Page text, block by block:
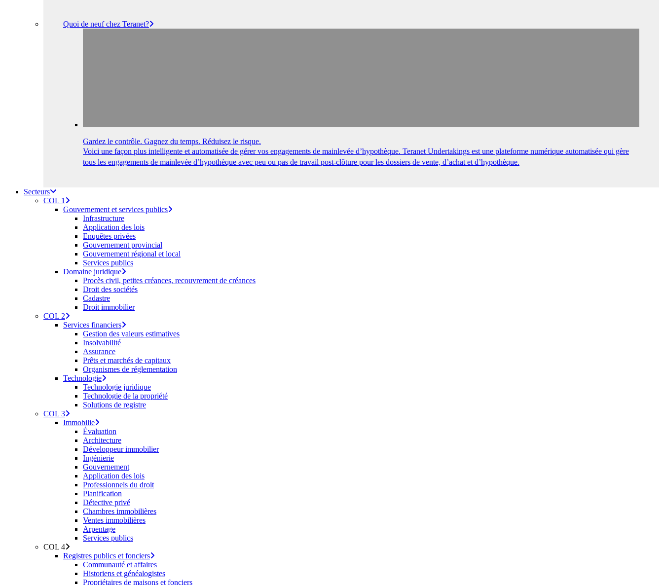
Quoi de neuf chez Teranet?
Gardez le contrôle. Gagnez du temps. Réduisez le risque.
Voici une façon plus intelligente et automatisée de gérer vos engagements de mainlevée d’hypothèque. Teranet Undertakings est une plateforme numérique automatisée qui gère
tous les engagements de mainlevée d’hypothèque avec peu ou pas de travail post-clôture pour les dossiers de vente, d’achat et d’hypothèque.
Secteurs
COL 1
Gouvernement et services publics
Infrastructure
Application des lois
Enquêtes privées
Gouvernement provincial
Gouvernement régional et local
Services publics
Domaine juridique
Procès civil, petites créances, recouvrement de créances
Droit des sociétés
Cadastre
Droit immobilier
COL 2
Services financiers
Gestion des valeurs estimatives
Insolvabilité
Assurance
Prêts et marchés de capitaux
Organismes de réglementation
Technologie
Technologie juridique
Technologie de la propriété
Solutions de registre
COL 3
Immobilie
Évaluation
Architecture
Développeur immobilier
Ingénierie
Gouvernement
Application des lois
Professionnels du droit
Planification
Détective privé
Chambres immobilières
Ventes immobilières
Arpentage
Services publics
COL 4
Registres publics et fonciers
Communauté et affaires
Historiens et généalogistes
Propriétaires de maisons et fonciers